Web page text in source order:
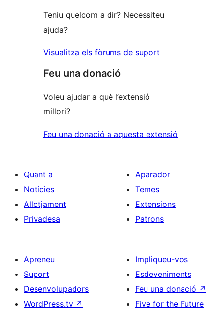
Teniu quelcom a dir? Necessiteu
ajuda?
Visualitza els fòrums de suport
Feu una donació
Voleu ajudar a què l’extensió
millori?
Feu una donació a aquesta extensió
Quant a
Notícies
Allotjament
Privadesa
Aparador
Temes
Extensions
Patrons
Apreneu
Suport
Desenvolupadors
WordPress.tv ↗
Impliqueu-vos
Esdeveniments
Feu una donació ↗
Five for the Future